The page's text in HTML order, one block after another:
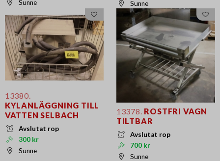
Sunne
Sunne
13380.
KYLANLÄGGNING TILL
VATTEN SELBACH
Avslutat rop
300 kr
Sunne
13378. ROSTFRI VAGN
TILTBAR
Avslutat rop
700 kr
Sunne